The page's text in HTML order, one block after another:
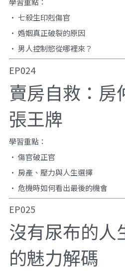
• 七殺生印剋傷官
• 婚姻真正破裂的原因
• 男人控制慾從哪裡來？
EP024
賣房自救：房
張王牌
學習重點：
• 傷官破正官
• 房產、壓力與人生選擇
• 危機時如何看出最後的機會
EP025
沒有尿布的人
的魅力解碼